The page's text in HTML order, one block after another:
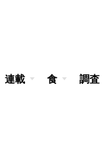
連載 食 調査